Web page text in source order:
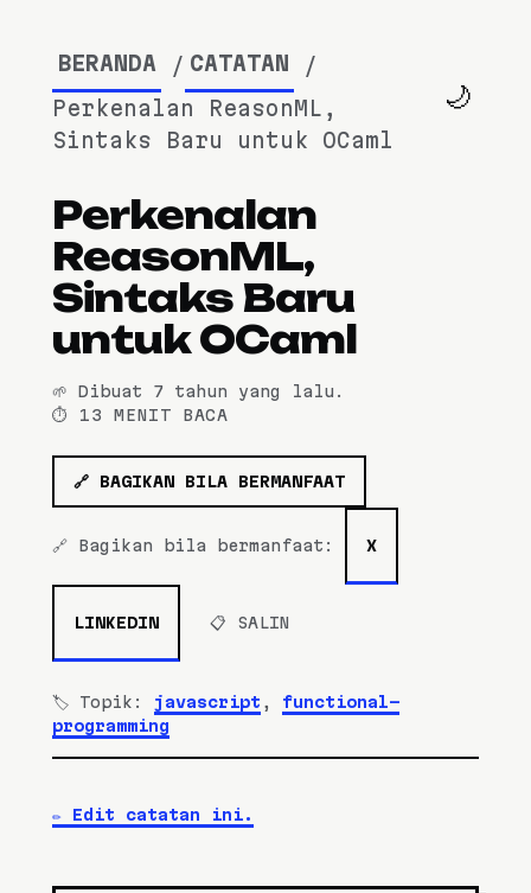
BERANDA
CATATAN
Perkenalan ReasonML,
Sintaks Baru untuk OCaml
🌙
Perkenalan
ReasonML,
Sintaks Baru
untuk OCaml
🌱 Dibuat 7 tahun yang lalu .
⏱️ 13 MENIT BACA
🔗 BAGIKAN BILA BERMANFAAT
🔗 Bagikan bila bermanfaat: X
LINKEDIN 📋 SALIN
🏷️ Topik: javascript , functional-
programming
✏️ Edit catatan ini.